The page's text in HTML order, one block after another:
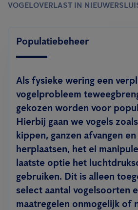
VOGELOVERLAST IN
Populatiebeheer
Als fysieke wering een
vogelprobleem
gekozen worden voor
Hierbij gaan we vogels
kippen, ganzen afvangen
herplaatsen, het ei
laatste optie het
gebruiken. Dit is alleen
select aantal vogelsoorten
maatregelen onmogelijk of